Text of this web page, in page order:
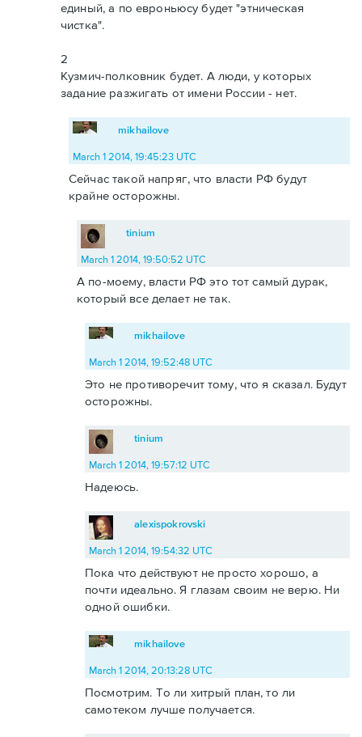
единый, а по евроньюсу будет "этническая
чистка".
2
Кузмич-полковник будет. А люди, у которых
задание разжигать от имени России - нет.
mikhailove
March 1 2014, 19:45:23 UTC
Сейчас такой напряг, что власти РФ будут
крайне осторожны.
tinium
March 1 2014, 19:50:52 UTC
А по-моему, власти РФ это тот самый дурак,
который все делает не так.
mikhailove
March 1 2014, 19:52:48 UTC
Это не противоречит тому, что я сказал. Будут
осторожны.
tinium
March 1 2014, 19:57:12 UTC
Надеюсь.
alexispokrovski
March 1 2014, 19:54:32 UTC
Пока что действуют не просто хорошо, а
почти идеально. Я глазам своим не верю. Ни
одной ошибки.
mikhailove
March 1 2014, 20:13:28 UTC
Посмотрим. То ли хитрый план, то ли
самотеком лучше получается.